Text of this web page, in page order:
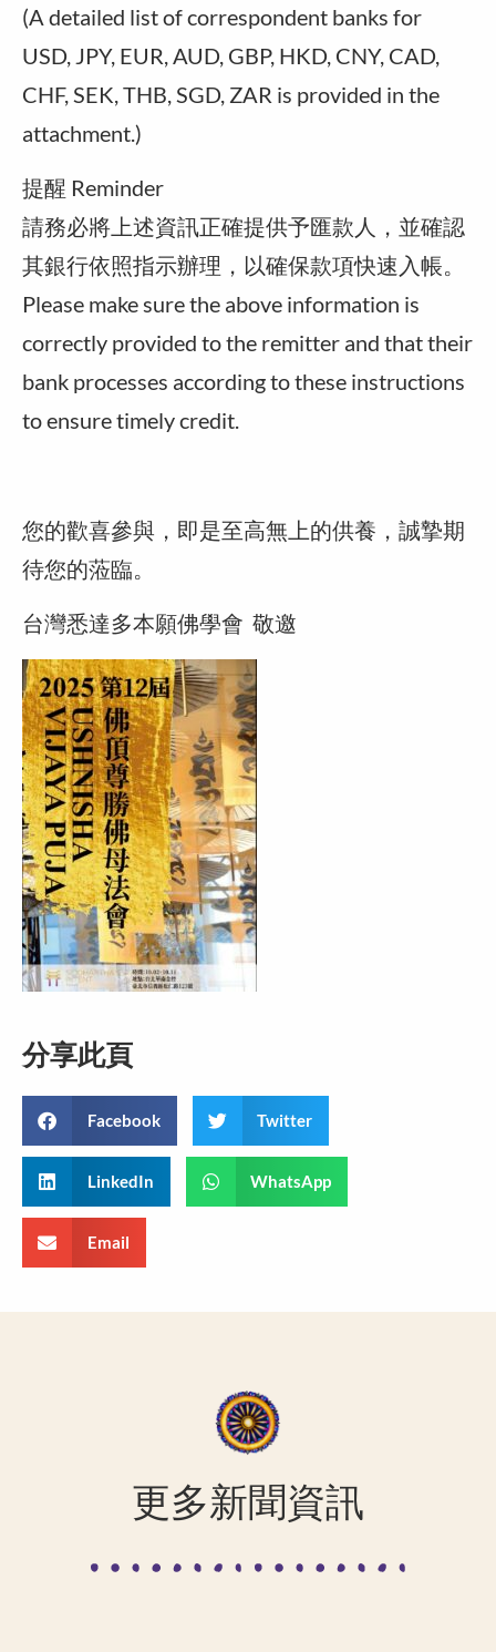
(A detailed list of correspondent banks for
USD, JPY, EUR, AUD, GBP, HKD, CNY, CAD,
CHF, SEK, THB, SGD, ZAR is provided in the
attachment.)
提醒 Reminder
請務必將上述資訊正確提供予匯款人，並確認
其銀行依照指示辦理，以確保款項快速入帳。
Please make sure the above information is
correctly provided to the remitter and that their
bank processes according to these instructions
to ensure timely credit.
您的歡喜參與，即是至高無上的供養，誠摯期
待您的蒞臨。
台灣悉達多本願佛學會 敬邀
分享此頁
Facebook Twitter
LinkedIn WhatsApp
Email
更多新聞資訊